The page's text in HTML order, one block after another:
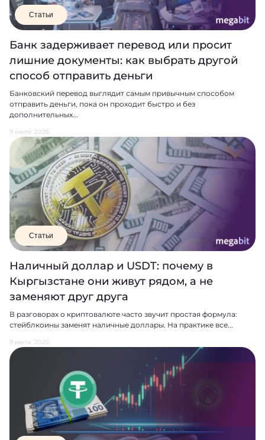
Статьи
Банк задерживает перевод или просит
лишние документы: как выбрать другой
способ отправить деньги
Банковский перевод выглядит самым привычным способом
отправить деньги, пока он проходит быстро и без
дополнительных...
9 июля, 2026
Статьи
Наличный доллар и USDT: почему в
Кыргызстане они живут рядом, а не
заменяют друг друга
В разговорах о криптовалюте часто звучит простая формула:
стейблкоины заменят наличные доллары. На практике все...
9 июля, 2026